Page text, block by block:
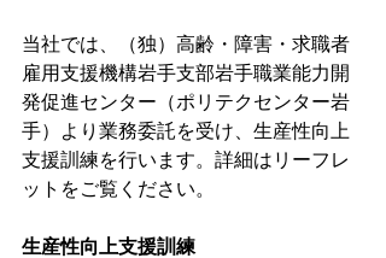
当社では、（独）高齢・障害・求職者
雇用支援機構岩手支部岩手職業能力開
発促進センター（ポリテクセンター岩
手）より業務委託を受け、生産性向上
支援訓練を行います。詳細はリーフレ
ットをご覧ください。
生産性向上支援訓練